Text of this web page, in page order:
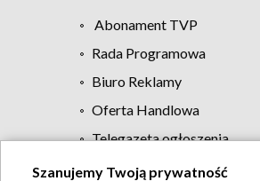
Abonament TVP
Rada Programowa
Biuro Reklamy
Oferta Handlowa
Telegazeta ogłoszenia
Szanujemy Twoją prywatność